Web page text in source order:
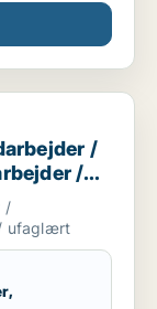
/
/
/
/
ufaglært